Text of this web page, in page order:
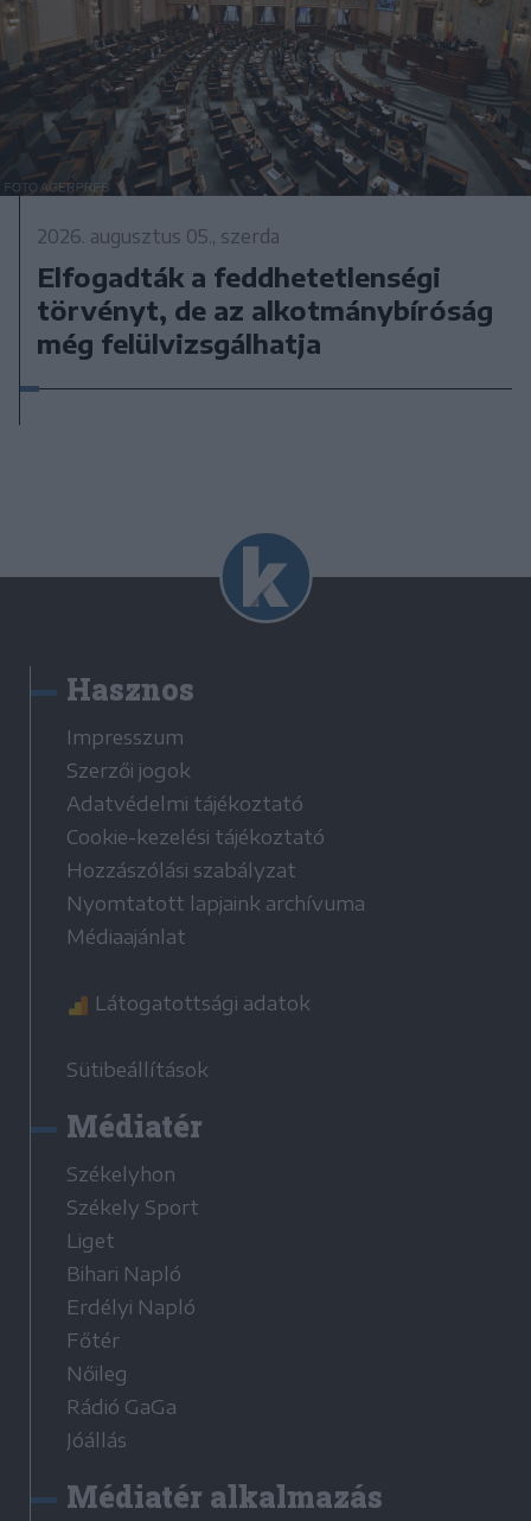
2026. augusztus 05., szerda
Elfogadták a feddhetetlenségi
törvényt, de az alkotmánybíróság
még felülvizsgálhatja
Hasznos
Impresszum
Szerzői jogok
Adatvédelmi tájékoztató
Cookie-kezelési tájékoztató
Hozzászólási szabályzat
Nyomtatott lapjaink archívuma
Médiaajánlat
Látogatottsági adatok
Sütibeállítások
Médiatér
Székelyhon
Székely Sport
Liget
Bihari Napló
Erdélyi Napló
Főtér
Nőileg
Rádió GaGa
Jóállás
Médiatér alkalmazás